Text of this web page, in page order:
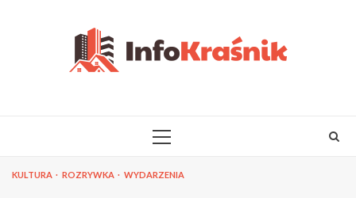
PRIMARY
KULTURA ROZRYWKA WYDARZENIA